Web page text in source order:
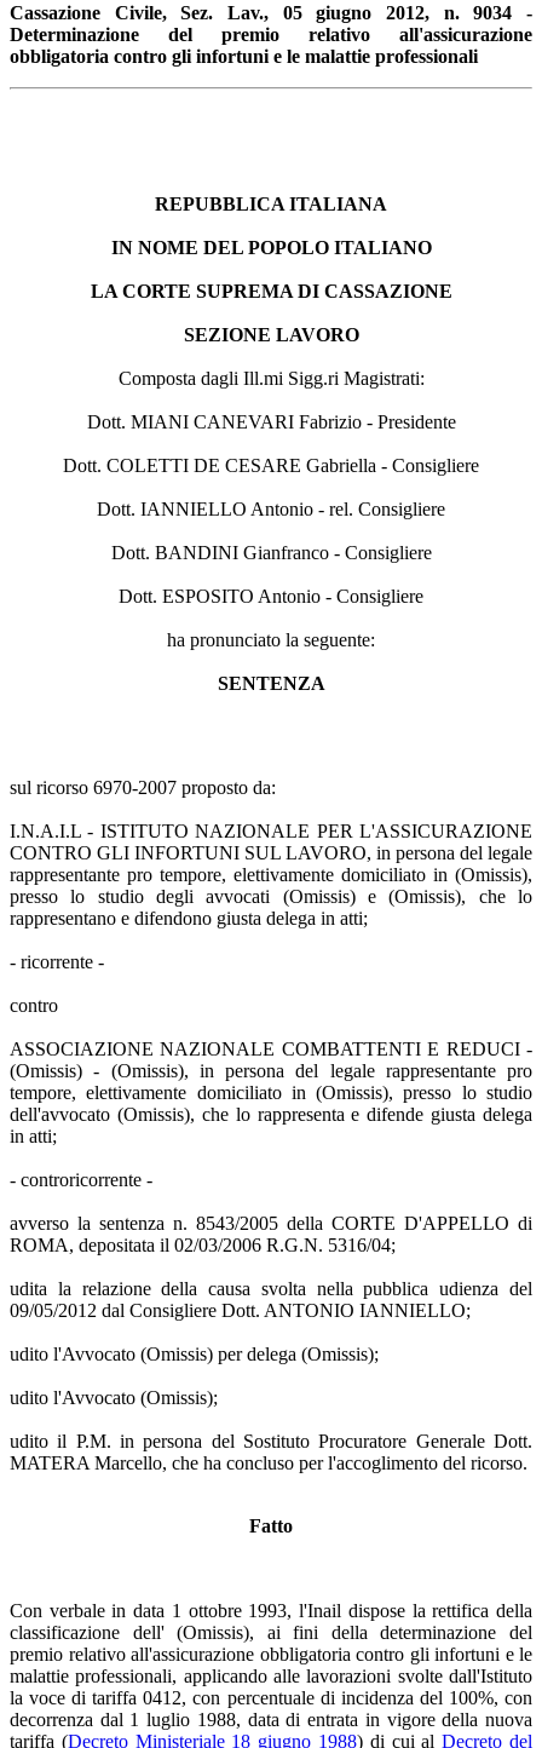
Cassazione Civile, Sez. Lav., 05 giugno 2012, n. 9034 -
Determinazione del premio relativo all'assicurazione
obbligatoria contro gli infortuni e le malattie professionali
REPUBBLICA ITALIANA
IN NOME DEL POPOLO ITALIANO
LA CORTE SUPREMA DI CASSAZIONE
SEZIONE LAVORO
Composta dagli Ill.mi Sigg.ri Magistrati:
Dott. MIANI CANEVARI Fabrizio - Presidente
Dott. COLETTI DE CESARE Gabriella - Consigliere
Dott. IANNIELLO Antonio - rel. Consigliere
Dott. BANDINI Gianfranco - Consigliere
Dott. ESPOSITO Antonio - Consigliere
ha pronunciato la seguente:
SENTENZA
sul ricorso 6970-2007 proposto da:
I.N.A.I.L - ISTITUTO NAZIONALE PER L'ASSICURAZIONE
CONTRO GLI INFORTUNI SUL LAVORO, in persona del legale
rappresentante pro tempore, elettivamente domiciliato in (Omissis),
presso lo studio degli avvocati (Omissis) e (Omissis), che lo
rappresentano e difendono giusta delega in atti;
- ricorrente -
contro
ASSOCIAZIONE NAZIONALE COMBATTENTI E REDUCI -
(Omissis) - (Omissis), in persona del legale rappresentante pro
tempore, elettivamente domiciliato in (Omissis), presso lo studio
dell'avvocato (Omissis), che lo rappresenta e difende giusta delega
in atti;
- controricorrente -
avverso la sentenza n. 8543/2005 della CORTE D'APPELLO di
ROMA, depositata il 02/03/2006 R.G.N. 5316/04;
udita la relazione della causa svolta nella pubblica udienza del
09/05/2012 dal Consigliere Dott. ANTONIO IANNIELLO;
udito l'Avvocato (Omissis) per delega (Omissis);
udito l'Avvocato (Omissis);
udito il P.M. in persona del Sostituto Procuratore Generale Dott.
MATERA Marcello, che ha concluso per l'accoglimento del ricorso.
Fatto
Con verbale in data 1 ottobre 1993, l'Inail dispose la rettifica della
classificazione dell' (Omissis), ai fini della determinazione del
premio relativo all'assicurazione obbligatoria contro gli infortuni e le
malattie professionali, applicando alle lavorazioni svolte dall'Istituto
la voce di tariffa 0412, con percentuale di incidenza del 100%, con
decorrenza dal 1 luglio 1988, data di entrata in vigore della nuova
tariffa (Decreto Ministeriale 18 giugno 1988) di cui alDecreto del